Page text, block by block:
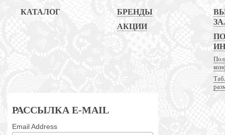
КАТАЛОГ
БРЕНДЫ
АКЦИИ
РАССЫЛКА E-MAIL
Email Address